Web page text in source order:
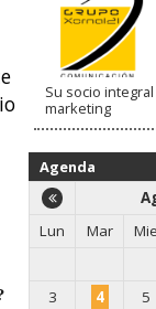
Su socio
marketing
Agenda
Lun
Mar Mie
3
4 5